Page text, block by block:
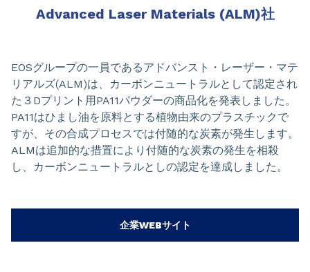
Advanced Laser Materials (ALM)社
EOSグループの一員であるアドバンスト・レーザー・マテ
リアルズ(ALM)は、カーボンニュートラルとして認定され
た３Dプリント用PA11パウダーの商品化を発表しました。
PA11はひまし油を原料とする植物由来のプラスチックで
すが、その合成プロセスでは付随的な炭素が発生します。
ALMは追加的な措置により付随的な炭素の発生を相殺
し、カーボンニュートラルとしの認定を達成しました。
企業WEBサイト